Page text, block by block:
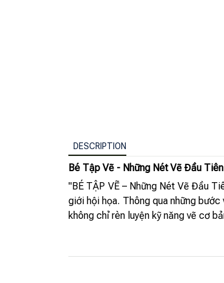
DESCRIPTION
Bé Tập Vẽ - Những Nét Vẽ Đầu
"BÉ TẬP VẼ – Những Nét Vẽ Đầu
giới hội họa. Thông qua những
không chỉ rèn luyện kỹ năng vẽ cơ